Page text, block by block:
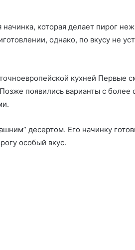
начинка, которая делает пирог
однако, по вкусу не
кухней Первые
появились варианты с
десертом. Его начинку
особый вкус.